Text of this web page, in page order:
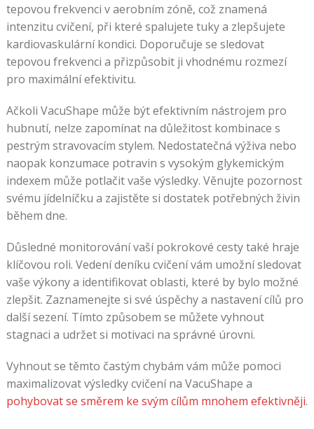
tepovou frekvenci v aerobním zóně, což znamená
intenzitu cvičení, při které spalujete tuky a zlepšujete
kardiovaskulární kondici. Doporučuje se sledovat
tepovou frekvenci a přizpůsobit ji vhodnému rozmezí
pro maximální efektivitu.
Ačkoli VacuShape může být efektivním nástrojem pro
hubnutí, nelze zapomínat na důležitost kombinace s
pestrým stravovacím stylem. Nedostatečná výživa nebo
naopak konzumace potravin s vysokým glykemickým
indexem může potlačit vaše výsledky. Věnujte pozornost
svému jídelníčku a zajistěte si dostatek potřebných živin
během dne.
Důsledné monitorování vaší pokrokové cesty také hraje
klíčovou roli. Vedení deníku cvičení vám umožní sledovat
vaše výkony a identifikovat oblasti, které by bylo možné
zlepšit. Zaznamenejte si své úspěchy a nastavení cílů pro
další sezení. Tímto způsobem se můžete vyhnout
stagnaci a udržet si motivaci na správné úrovni.
Vyhnout se těmto častým chybám vám může pomoci
maximalizovat výsledky cvičení na VacuShape a
pohybovat se směrem ke svým cílům mnohem efektivněji.